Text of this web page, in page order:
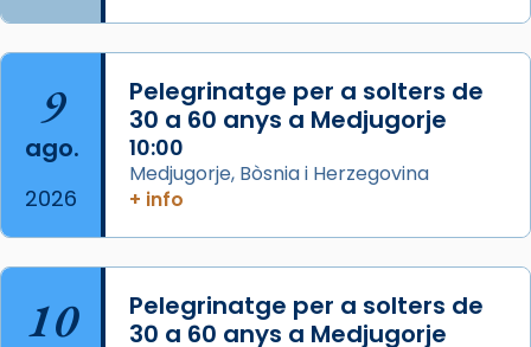
L’arquebisbe de Barcelona, el cardenal Joan
Josep Omella, ha presidit la missa i l’ha
concelebrat el bisbe auxiliar de Barcelona,
Mons. David Abadías.
📸 Dr. G. Simón
Foto
9
ago.
2026
Pelegrinatge per a solters de
30 a 60 anys a Medjugorje
10:00
Medjugorje, Bòsnia i Herzegovina
+ info
10
Pelegrinatge per a solters de
30 a 60 anys a Medjugorje